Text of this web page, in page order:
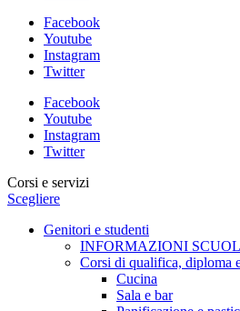
Facebook
Youtube
Instagram
Twitter
Facebook
Youtube
Instagram
Twitter
Corsi e servizi
Scegliere
Genitori e studenti
INFORMAZIONI
Corsi di qualifica, diploma
Cucina
Sala e bar